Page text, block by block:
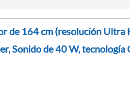
de 164 cm (resolución Ultra
Sonido de 40 W, tecnología